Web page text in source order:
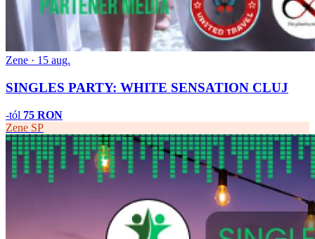
Zene · 15 aug.
SINGLES PARTY: WHITE SENSATION CLUJ
-tól 75 RON
Zene SP